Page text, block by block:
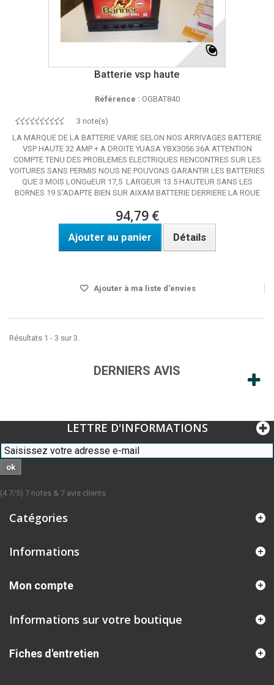
Batterie vsp haute
Référence : OGBAT840
3 note(s)
LA MARQUE DE LA BATTERIE VARIE SELON NOS ARRIVAGES BATTERIE
VSP HAUTE 32 AMP + A DROITE YUASA YBX3056 36A ATTENTION
COMPTE TENU DES PROBLEMES ELECTRIQUES RENCONTRES SUR LES
VOITURES SANS PERMIS NOUS NE POUVONS GARANTIR LES BATTERIES
QUE 3 MOIS LONGuEUR 17,5 LARGEUR 13.5 HAUTEUR SANS LES
BORNES 19 S'ADAPTE BIEN SUR AIXAM BATTERIE DERRIERE LA ROUE
94,79 €
Ajouter au panier Détails
Ajouter à ma liste d'envies
Résultats 1 - 3 sur 3.
DERNIERS AVIS
LETTRE D'INFORMATIONS
ok
(4.7/5) 7 notes & 7 avis clients
Catégories
Informations
Mon compte
Informations sur votre boutique
Fiches d'entretien